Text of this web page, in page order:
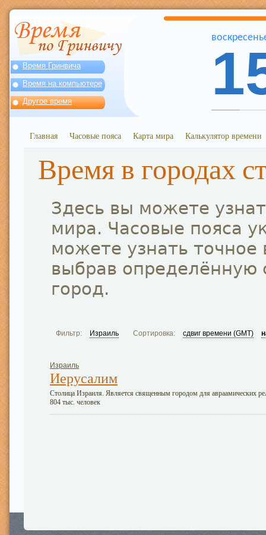
Время Гринвича
Время на компьютере
Другое время
Главная Часовые пояса Карта мира Калькулятор времени
Время в городах
Здесь вы можете
мира. Часовые пояса
можете узнать точное
выбрав определённую
город.
Фильтр: Израиль Сортировка: сдвиг времени (GMT)
Израиль
Иерусалим
Столица Израиля. Является священным городом для авраамических
804 тыс. человек